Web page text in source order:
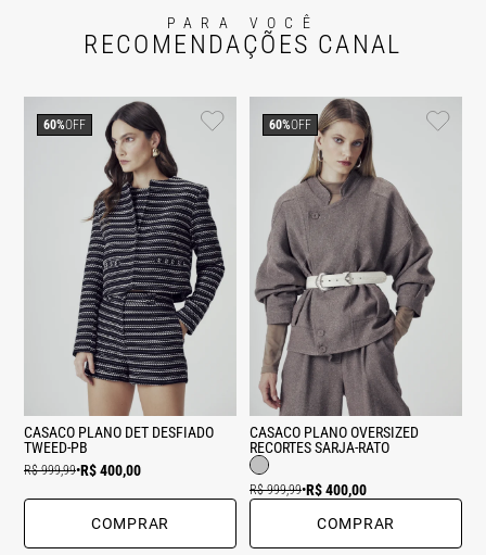
PARA VOCÊ
RECOMENDAÇÕES CANAL
CASACO PLANO DET DESFIADO
TWEED-PB
R$ 999,99•R$ 400,00
60%OFF
COMPRAR
CASACO PLANO OVERSIZED
RECORTES SARJA-RATO
R$ 999,99•R$ 400,00
60%OFF
COMPRAR